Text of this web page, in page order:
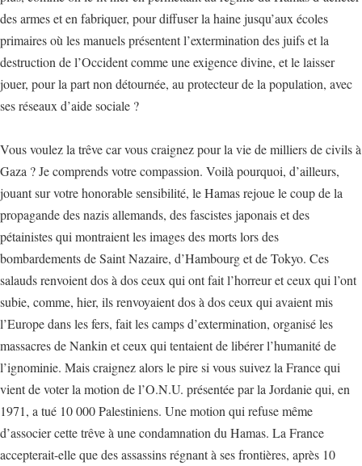
des armes et en fabriquer, pour diffuser la haine jusqu’aux écoles
primaires où les manuels présentent l’extermination des juifs et la
destruction de l’Occident comme une exigence divine, et le laisser
jouer, pour la part non détournée, au protecteur de la population, avec
ses réseaux d’aide sociale ?
Vous voulez la trêve car vous craignez pour la vie de milliers de civils à
Gaza ? Je comprends votre compassion. Voilà pourquoi, d’ailleurs,
jouant sur votre honorable sensibilité, le Hamas rejoue le coup de la
propagande des nazis allemands, des fascistes japonais et des
pétainistes qui montraient les images des morts lors des
bombardements de Saint Nazaire, d’Hambourg et de Tokyo. Ces
salauds renvoient dos à dos ceux qui ont fait l’horreur et ceux qui l’ont
subie, comme, hier, ils renvoyaient dos à dos ceux qui avaient mis
l’Europe dans les fers, fait les camps d’extermination, organisé les
massacres de Nankin et ceux qui tentaient de libérer l’humanité de
l’ignominie. Mais craignez alors le pire si vous suivez la France qui
vient de voter la motion de l’O.N.U. présentée par la Jordanie qui, en
1971, a tué 10 000 Palestiniens. Une motion qui refuse même
d’associer cette trêve à une condamnation du Hamas. La France
accepterait-elle que des assassins régnant à ses frontières, après 10